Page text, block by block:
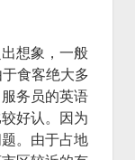
想象，一般
食客绝大多
务员的英语
好认。因为
。由于占地